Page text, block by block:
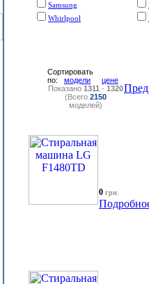
Samsung
Whirlpool
Сортировать
по: модели
цене
Показано 1311 - 1320
(Всего 2150
моделей)
0 грн.